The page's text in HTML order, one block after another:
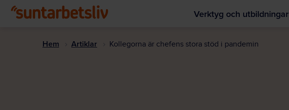
Verktyg och utbildningar
Hem Artiklar Kollegorna är chefens stora stöd i pandemin